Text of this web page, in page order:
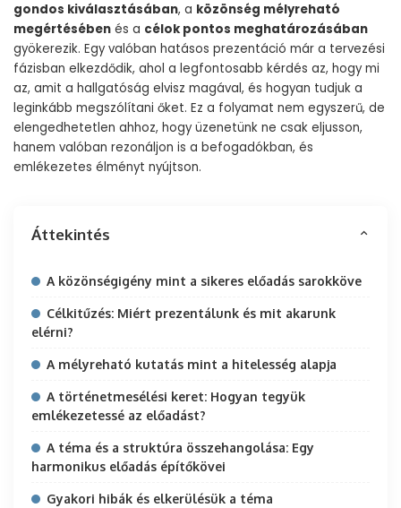
gondos kiválasztásában, a közönség mélyreható
megértésében és a célok pontos meghatározásában
gyökerezik. Egy valóban hatásos prezentáció már a tervezési
fázisban elkezdődik, ahol a legfontosabb kérdés az, hogy mi
az, amit a hallgatóság elvisz magával, és hogyan tudjuk a
leginkább megszólítani őket. Ez a folyamat nem egyszerű, de
elengedhetetlen ahhoz, hogy üzenetünk ne csak eljusson,
hanem valóban rezonáljon is a befogadókban, és
emlékezetes élményt nyújtson.
Áttekintés
A közönségigény mint a sikeres előadás sarokköve
Célkitűzés: Miért prezentálunk és mit akarunk
elérni?
A mélyreható kutatás mint a hitelesség alapja
A történetmesélési keret: Hogyan tegyük
emlékezetessé az előadást?
A téma és a struktúra összehangolása: Egy
harmonikus előadás építőkövei
Gyakori hibák és elkerülésük a téma